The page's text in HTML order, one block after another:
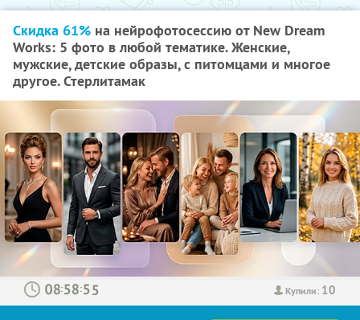
Скидка 61% на нейрофотосессию от New Dream
Works: 5 фото в любой тематике. Женские,
мужские, детские образы, с питомцами и многое
другое. Стерлитамак
Купили: 10
: :